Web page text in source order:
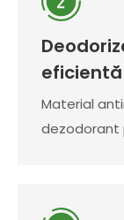
eficientă
Material
dezodorant